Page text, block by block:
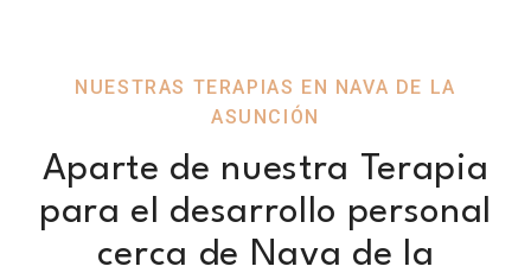
NUESTRAS TERAPIAS EN NAVA DE LA
ASUNCIÓN
Aparte de nuestra Terapia
para el desarrollo personal
cerca de Nava de la